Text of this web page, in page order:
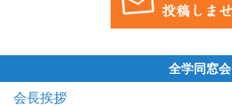
全学同窓会
会長挨拶